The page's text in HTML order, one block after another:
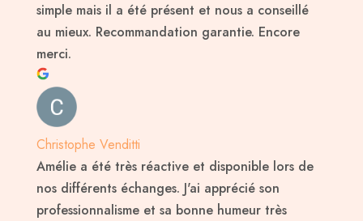
simple mais il a été présent et nous a conseillé
au mieux. Recommandation garantie. Encore
merci.
Christophe Venditti
Amélie a été très réactive et disponible lors de
nos différents échanges. J'ai apprécié son
professionnalisme et sa bonne humeur très